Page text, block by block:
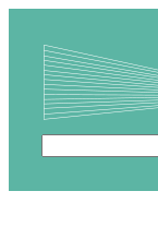
contenu
Rechercher